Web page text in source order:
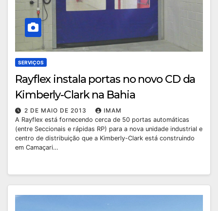
SERVIÇOS
Rayflex instala portas no novo CD da
Kimberly-Clark na Bahia
2 DE MAIO DE 2013
IMAM
A Rayflex está fornecendo cerca de 50 portas automáticas
(entre Seccionais e rápidas RP) para a nova unidade industrial e
centro de distribuição que a Kimberly-Clark está construindo
em Camaçari…